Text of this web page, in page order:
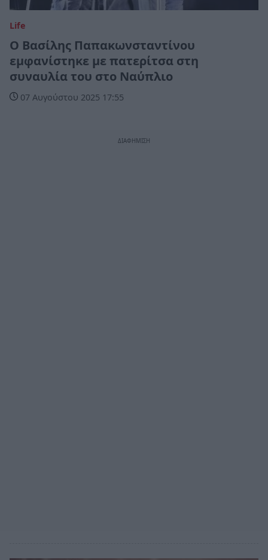
Life
Ο Βασίλης Παπακωνσταντίνου
εμφανίστηκε με πατερίτσα στη
συναυλία του στο Ναύπλιο
07 Αυγούστου 2025 17:55